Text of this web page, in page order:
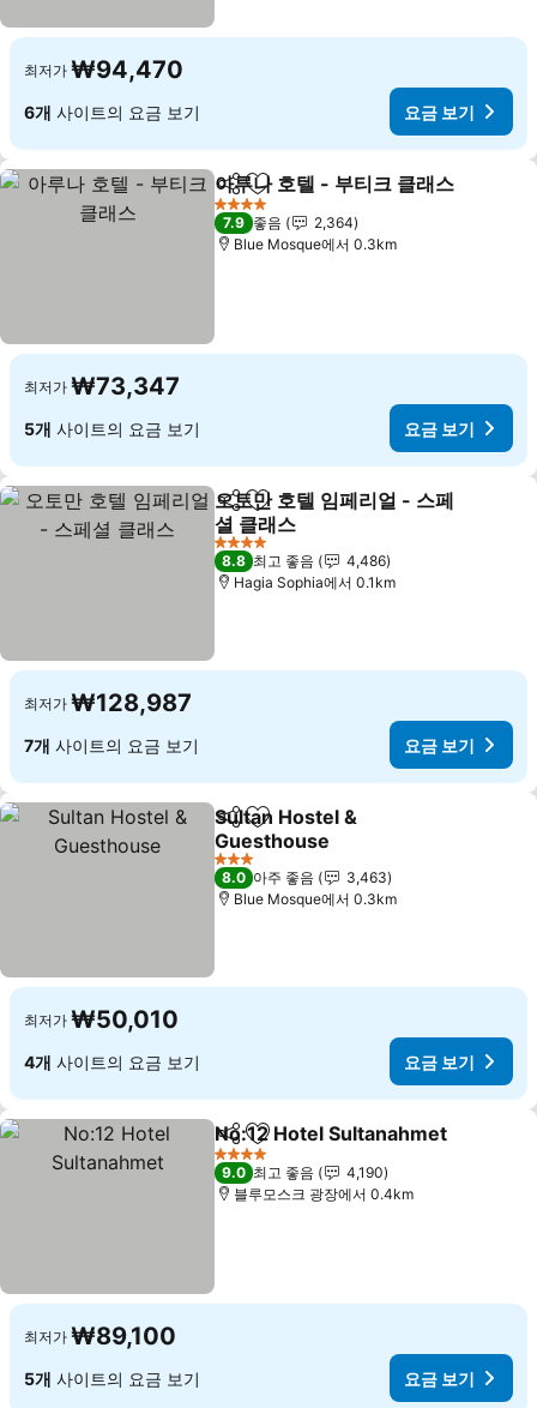
최저가 ₩94,470
6개 사이트의 요금 보기 요금 보기
공유 즐겨찾기에 추가
아루나 호텔 - 부티크 클래스
4 성급
7.9 좋음
2,364
Blue Mosque에서 0.3km
최저가 ₩73,347
5개 사이트의 요금 보기 요금 보기
공유 즐겨찾기에 추가
오토만 호텔 임페리얼 - 스페
셜 클래스
4 성급
8.8 최고 좋음
4,486
Hagia Sophia에서 0.1km
최저가 ₩128,987
7개 사이트의 요금 보기 요금 보기
공유 즐겨찾기에 추가
Sultan Hostel &
Guesthouse
3 성급
8.0 아주 좋음
3,463
Blue Mosque에서 0.3km
최저가 ₩50,010
4개 사이트의 요금 보기 요금 보기
공유 즐겨찾기에 추가
No:12 Hotel Sultanahmet
4 성급
9.0 최고 좋음
4,190
블루모스크 광장에서 0.4km
최저가 ₩89,100
5개 사이트의 요금 보기 요금 보기